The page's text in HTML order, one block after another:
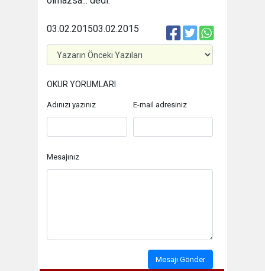
03.02.2015
03.02.2015
OKUR YORUMLARI
Adınızı yazınız E-mail adresiniz
Mesajınız
Mesajı Gönder